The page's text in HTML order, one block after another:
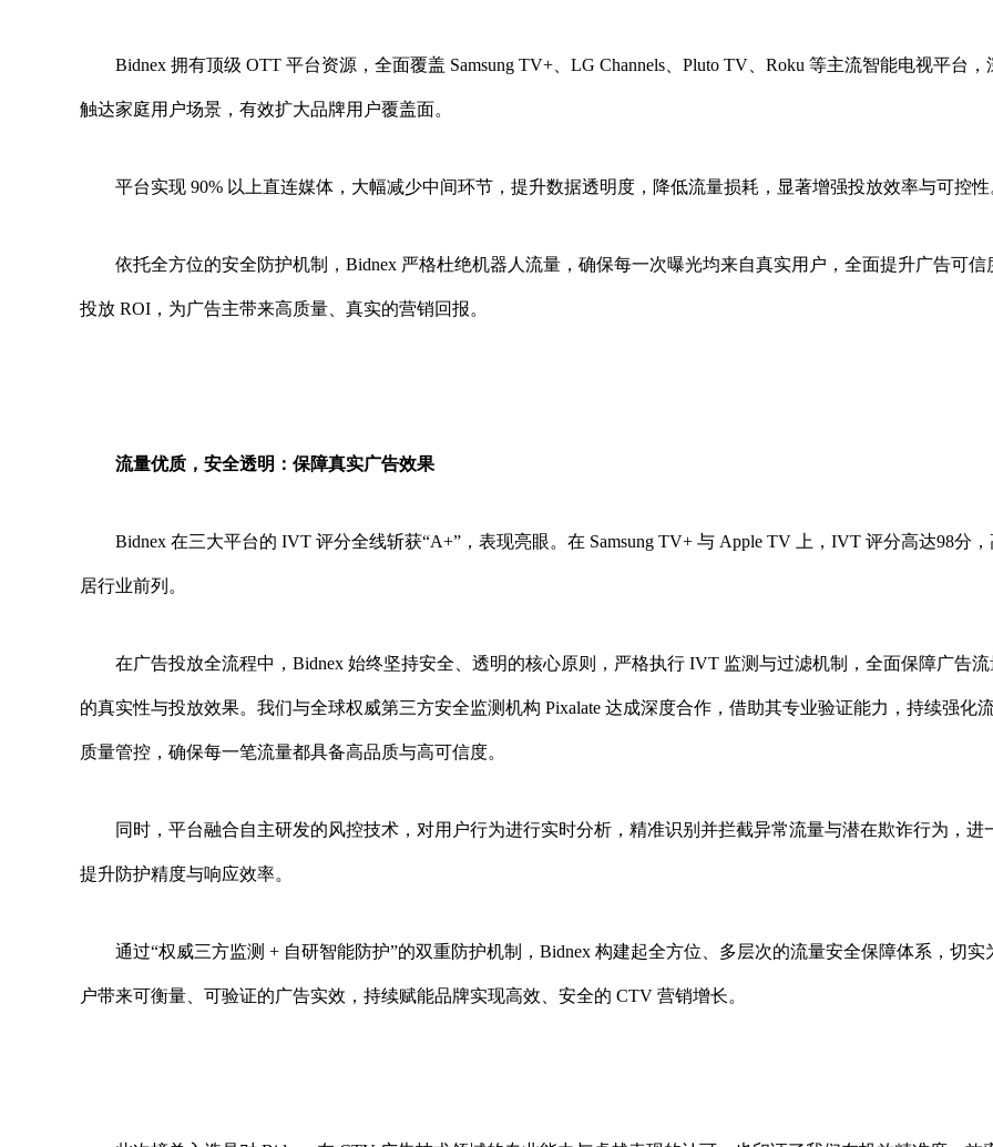
Bidnex 拥有顶级 OTT 平台资源，全面覆盖 Samsung TV+、LG Channels、Pluto TV、Roku 等主流智能电视平台，
触达家庭用户场景，有效扩大品牌用户覆盖面。
平台实现 90% 以上直连媒体，大幅减少中间环节，提升数据透明度，降低流量损耗，显著增强投放效率与可控性
依托全方位的安全防护机制，Bidnex 严格杜绝机器人流量，确保每一次曝光均来自真实用户，全面提升广告可信
投放 ROI，为广告主带来高质量、真实的营销回报。
流量优质，安全透明：保障真实广告效果
Bidnex 在三大平台的 IVT 评分全线斩获“A+”，表现亮眼。在 Samsung TV+ 与 Apple TV 上，IVT 评分高达98分
居行业前列。
在广告投放全流程中，Bidnex 始终坚持安全、透明的核心原则，严格执行 IVT 监测与过滤机制，全面保障广告流
的真实性与投放效果。我们与全球权威第三方安全监测机构 Pixalate 达成深度合作，借助其专业验证能力，持续强化
质量管控，确保每一笔流量都具备高品质与高可信度。
同时，平台融合自主研发的风控技术，对用户行为进行实时分析，精准识别并拦截异常流量与潜在欺诈行为，进
提升防护精度与响应效率。
通过“权威三方监测 + 自研智能防护”的双重防护机制，Bidnex 构建起全方位、多层次的流量安全保障体系，切实
户带来可衡量、可验证的广告实效，持续赋能品牌实现高效、安全的 CTV 营销增长。